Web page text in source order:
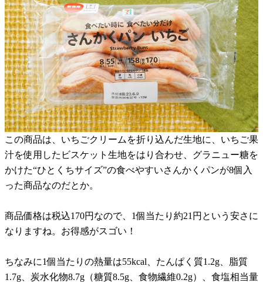
この商品は、いちごクリームを折り込んだ生地に、いちご果
汁を使用したビスケット生地をはり合わせ、グラニュー糖を
かけた“ひとくちサイズ”の食べやすいさんかくパンが8個入
った商品なのだとか。
商品価格は税込170円なので、1個当たり約21円という安さに
なりますね。お得感がスゴい！
ちなみに1個当たりの熱量は55kcal、たんぱく質1.2g、脂質
1.7g、炭水化物8.7g（糖質8.5g、食物繊維0.2g）、食塩相当量